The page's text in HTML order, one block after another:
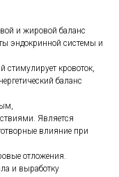
и жировой баланс
эндокринной системы и
стимулирует кровоток,
баланс
Является
влияние при
отложения.
и выработку